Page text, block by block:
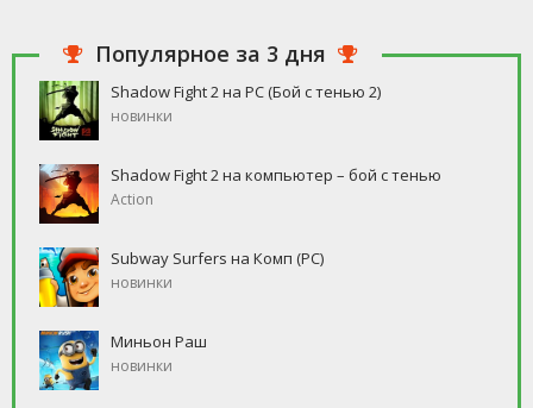
Популярное за 3 дня
Shadow Fight 2 на PC (Бой с тенью 2)
новинки
Shadow Fight 2 на компьютер – бой с тенью
Action
Subway Surfers на Комп (PC)
новинки
Миньон Раш
новинки